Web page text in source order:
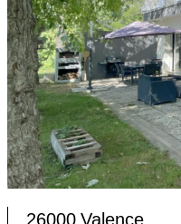
26000 Valence